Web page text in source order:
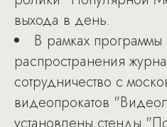
выхода в день.
В рамках программы
распространения
сотрудничество с
видеопрокатов